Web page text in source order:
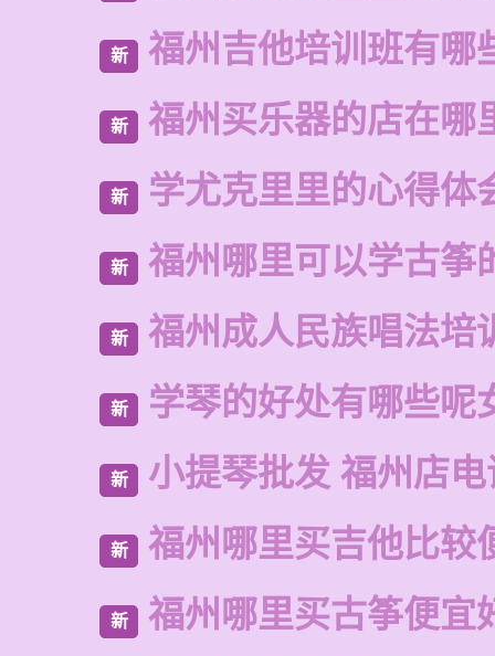
新 福州吉他培训班有哪
新 福州买乐器的店在哪
新 学尤克里里的心得体
新 福州哪里可以学古筝
新 福州成人民族唱法培
新 学琴的好处有哪些呢
新 小提琴批发 福州店
新 福州哪里买吉他比较
新 福州哪里买古筝便宜